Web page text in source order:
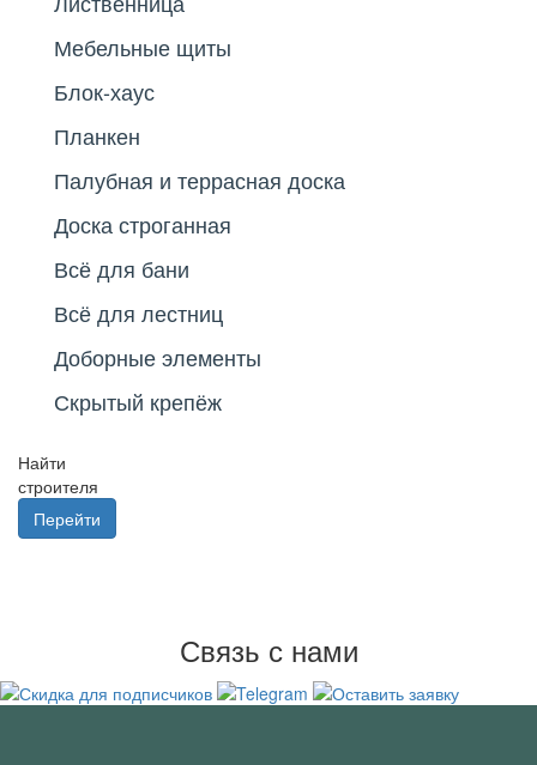
Мебельные щиты
Блок-хаус
Планкен
Палубная и террасная доска
Доска строганная
Всё для бани
Всё для лестниц
Доборные элементы
Скрытый крепёж
Найти
строителя
Перейти
Связь с нами